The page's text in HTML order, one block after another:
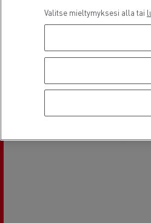
Valitse mieltymyksesi alla tai